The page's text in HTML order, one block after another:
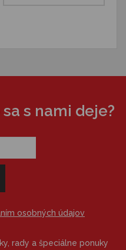
s nami deje?
osobných údajov
rady a špeciálne ponuky